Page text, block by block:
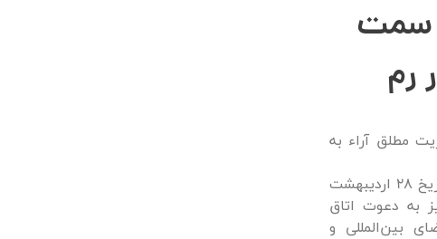
سمت
رم
مطلق آراء به
در نشست هیئت‌مدیره اتاق بازرگانی ایتالیا-ایران که بصورت مجازی در تاریخ 28 اردیبهشت
نیز به دعوت اتاق
بین‌المللی و